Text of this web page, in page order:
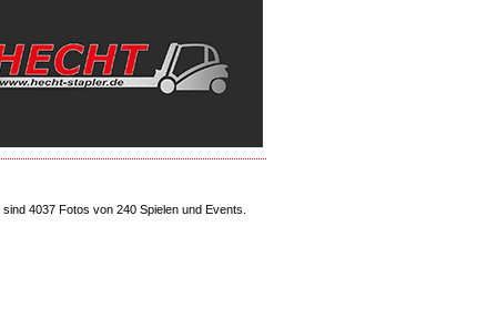
sind 4037 Fotos von 240 Spielen und Events.